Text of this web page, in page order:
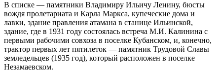
В списке — памятники Владимиру Ильичу Ленину, бюсты
вождя пролетариата и Карла Маркса, купеческие дома и
лавки, здание правления атамана в станице Ильинской,
здание, где в 1931 году состоялась встреча М.И. Калинина с
первыми рабочими совхоза в поселке Кубанском, и, конечно,
трактор первых лет пятилеток — памятник Трудовой Славы
земледельцев (1935 год), который расположен в поселке
Незамаевском.